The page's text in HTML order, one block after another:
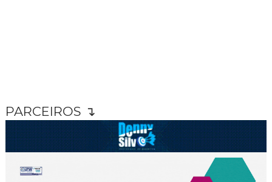
PARCEIROS ↴